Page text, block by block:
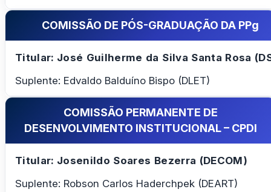
COMISSÃO DE PÓS-GRADUAÇÃO DA PPg
Titular: José Guilherme da Silva Santa Rosa
Suplente: Edvaldo Balduíno Bispo (DLET)
COMISSÃO PERMANENTE DE
DESENVOLVIMENTO INSTITUCIONAL – CPDI
Titular: Josenildo Soares Bezerra (DECOM)
Suplente: Robson Carlos Haderchpek (DEART)